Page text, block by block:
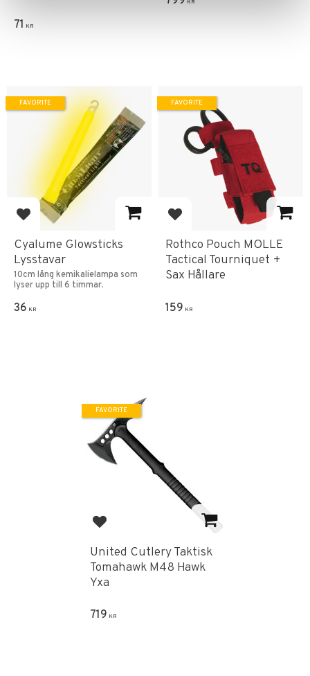
71 KR
KR
Add to favorites
Cyalume Glowsticks
Lysstavar
10cm lång kemikalielampa som
lyser upp till 6 timmar.
36 KR
FAVORITE
Add to favorites
Rothco Pouch MOLLE
Tactical Tourniquet +
Sax Hållare
159 KR
FAVORITE
Add to favorites
United Cutlery Taktisk
Tomahawk M48 Hawk
Yxa
719 KR
FAVORITE